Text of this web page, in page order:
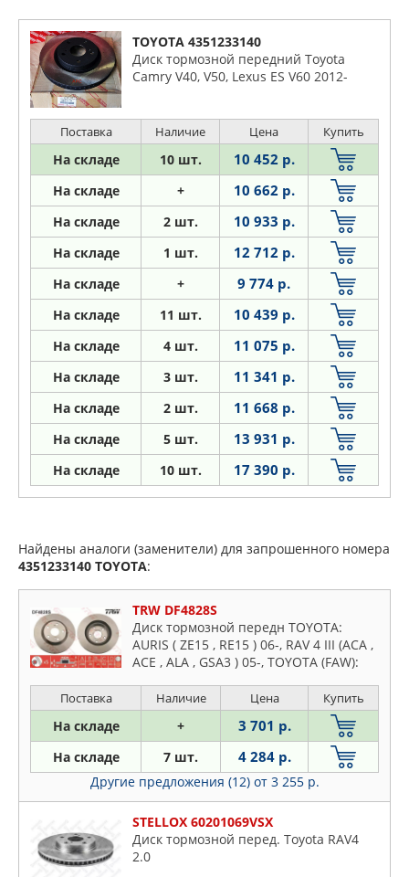
TOYOTA 4351233140
Диск тормозной передний Toyota
Camry V40, V50, Lexus ES V60 2012-
Поставка Наличие Цена Купить
На складе 10 шт. 10 452 р.
На складе + 10 662 р.
На складе 2 шт. 10 933 р.
На складе 1 шт. 12 712 р.
На складе + 9 774 р.
На складе 11 шт. 10 439 р.
На складе 4 шт. 11 075 р.
На складе 3 шт. 11 341 р.
На складе 2 шт. 11 668 р.
На складе 5 шт. 13 931 р.
На складе 10 шт. 17 390 р.
Найдены аналоги (заменители) для запрошенного номера
4351233140 TOYOTA:
TRW DF4828S
Диск тормозной передн TOYOTA:
AURIS ( ZE15 , RE15 ) 06-, RAV 4 III (ACA ,
ACE , ALA , GSA3 ) 05-, TOYOTA (FAW):
Поставка Наличие Цена Купить
На складе + 3 701 р.
На складе 7 шт. 4 284 р.
Другие предложения (12) от 3 255 р.
STELLOX 60201069VSX
Диск тормозной перед. Toyota RAV4
2.0